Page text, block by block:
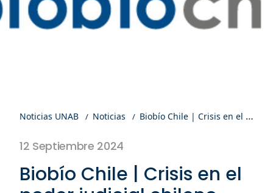
Noticias UNAB Noticias Biobío Chile | Crisis en el poder judicial chileno
12 Septiembre 2024
Biobío Chile | Crisis en el